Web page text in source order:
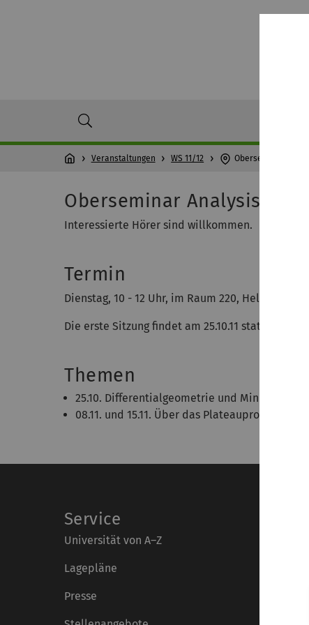
Veranstaltungen WS 11/12 Oberseminar
Oberseminar Analysis
Interessierte Hörer sind willkommen.
Termin
Dienstag, 10 - 12 Uhr, im Raum 220,
Die erste Sitzung findet am 25.10.11 statt.
Themen
25.10. Differentialgeometrie und
08.11. und 15.11. Über das Plateauproblem
Service
Universität von A–Z
Lagepläne
Presse